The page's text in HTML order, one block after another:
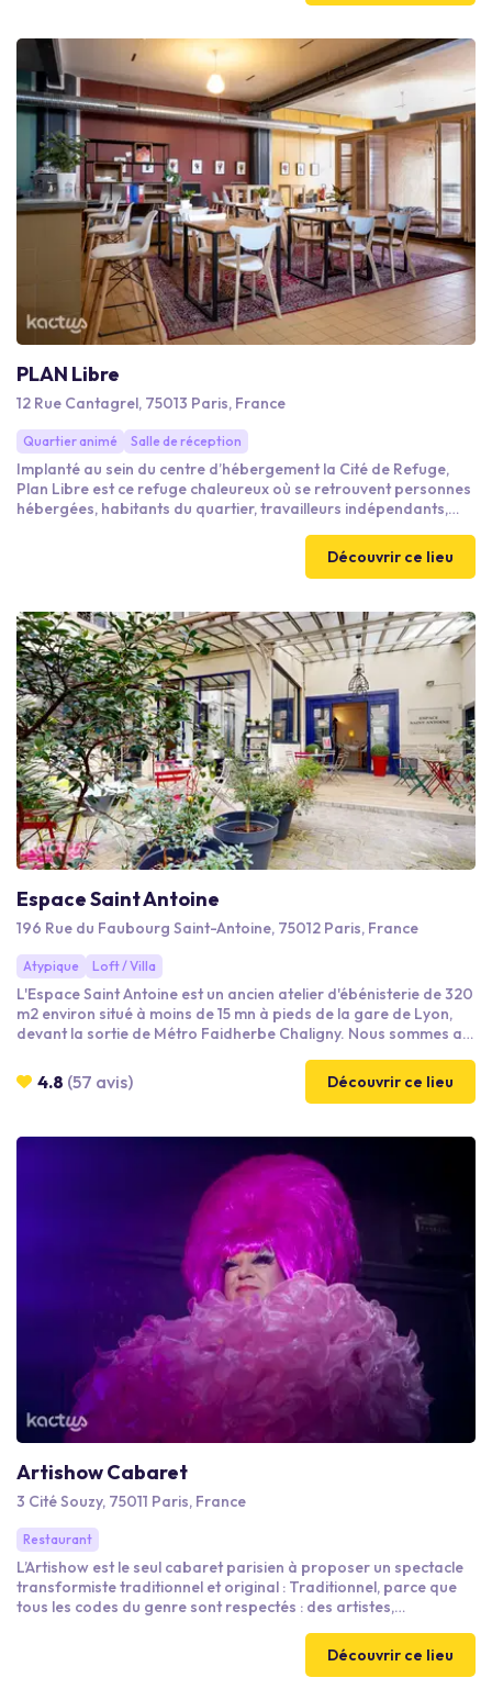
instant suspendu dans un petit rêve...
PLAN Libre
12 Rue Cantagrel, 75013 Paris, France
Quartier animé Salle de réception
Implanté au sein du centre d’hébergement la Cité de Refuge,
Plan Libre est ce refuge chaleureux où se retrouvent personnes
hébergées, habitants du quartier, travailleurs indépendants,
privatisable pour vos ateliers et séminaires, vous offrant la
et végétarien.
Découvrir ce lieu
Espace Saint Antoine
196 Rue du Faubourg Saint-Antoine, 75012 Paris, France
Atypique Loft / Villa
L'Espace Saint Antoine est un ancien atelier d'ébénisterie de 320
m2 environ situé à moins de 15 mn à pieds de la gare de Lyon,
devant la sortie de Métro Faidherbe Chaligny. Nous sommes au
propose 7 salles dont 5 au rez-de-chaussée donnant sur une
terrasse couverte façon bistrot parisien. A l'étage, nous
pour des cocktails. Nous proposons aussi un popup store et un
4.8 (57 avis) Découvrir ce lieu
Artishow Cabaret
3 Cité Souzy, 75011 Paris, France
Restaurant
L’Artishow est le seul cabaret parisien à proposer un spectacle
transformiste traditionnel et original : Traditionnel, parce que
tous les codes du genre sont respectés : des artistes,
chanteuses célèbres de toutes les époques. Original, parce que
des tableaux d’ambiance, drôles ou émouvants, rythment le
Découvrir ce lieu